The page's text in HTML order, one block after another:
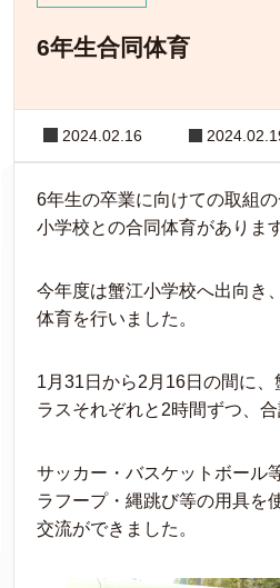
6年生合同体育
2024.02.16
6年生の卒業に向けての取組
小学校との合同体育があります
今年度は蟹江小学校へ出向き
体育を行いました。
1月31日から2月16日の間に
ラスそれぞれと2時間ずつ、合
サッカー・バスケットボール
ラフープ・縄跳び等の用具を
交流ができました。